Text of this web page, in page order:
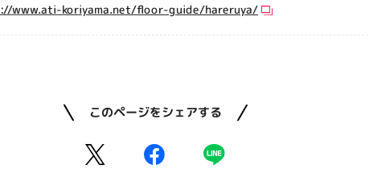
www.ati-koriyama.net/floor-guide/hareruya/
このページをシェアする